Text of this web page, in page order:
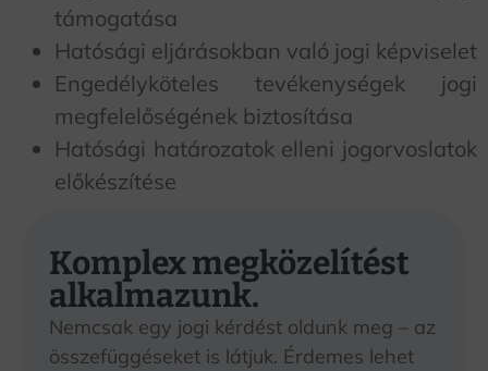
támogatása
Hatósági eljárásokban való jogi képviselet
Engedélyköteles tevékenységek jogi
megfelelőségének biztosítása
Hatósági határozatok elleni jogorvoslatok
előkészítése
Komplex megközelítést
alkalmazunk.
Nemcsak egy jogi kérdést oldunk meg – az
összefüggéseket is látjuk. Érdemes lehet